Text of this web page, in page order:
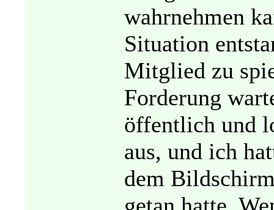
wahrnehmen
Situation
Mitglied zu
Forderung
öffentlich und
aus, und ich
dem